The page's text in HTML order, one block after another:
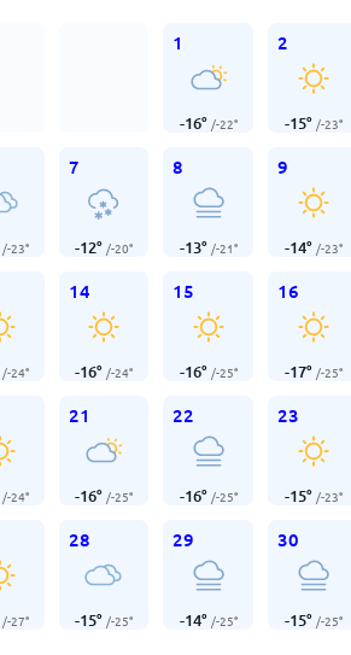
1
-16° /-22°
2
-15° /-23°
/-23°
7
-12° /-20°
8
-13° /-21°
9
-14° /-23°
/-24°
14
-16° /-24°
15
-16° /-25°
16
-17° /-25°
/-24°
21
-16° /-25°
22
-16° /-25°
23
-15° /-23°
/-27°
28
-15° /-25°
29
-14° /-25°
30
-15° /-25°